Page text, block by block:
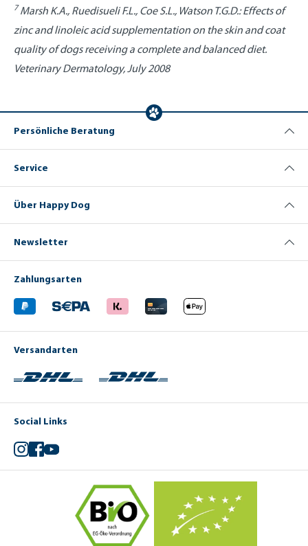
7Marsh K.A., Ruedisueli F.L., Coe S.L., Watson T.G.D.: Effects of
zinc and linoleic acid supplementation on the skin and coat
quality of dogs receiving a complete and balanced diet.
Veterinary Dermatology, July 2008
Persönliche Beratung
Service
Über Happy Dog
Newsletter
Zahlungsarten
Versandarten
Social Links
Instagram
Facebook
YouTube